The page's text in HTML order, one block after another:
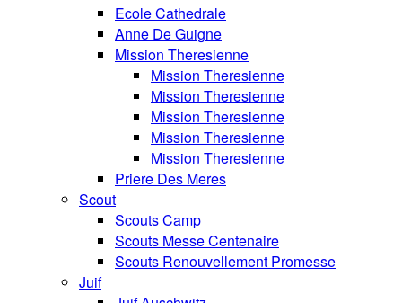
Ecole Cathedrale
Anne De Guigne
Mission Theresienne
Mission Theresienne
Mission Theresienne
Mission Theresienne
Mission Theresienne
Mission Theresienne
Priere Des Meres
Scout
Scouts Camp
Scouts Messe Centenaire
Scouts Renouvellement Promesse
Juif